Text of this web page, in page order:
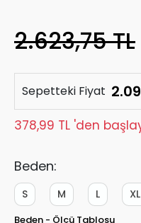
2.623,75 TL
Sepetteki Fiyat
378,99 TL 'den
Beden:
XL
L
M
S
Beden - Ölçü Tablosu